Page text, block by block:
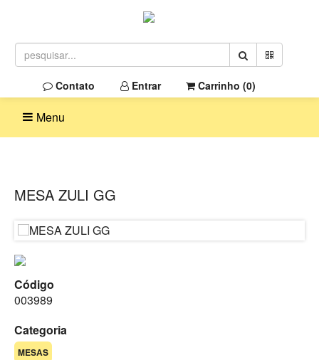
Contato Entrar Carrinho (0)
Menu
MESA ZULI GG
Código
003989
Categoria
MESAS